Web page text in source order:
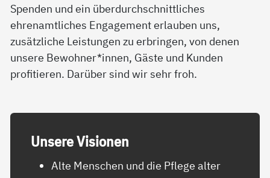
Spenden und ein überdurchschnittliches
ehrenamtliches Engagement erlauben uns,
zusätzliche Leistungen zu erbringen, von denen
unsere Bewohner*innen, Gäste und Kunden
profitieren. Darüber sind wir sehr froh.
Un­se­re Vi­sio­nen
Alte Menschen und die Pflege alter